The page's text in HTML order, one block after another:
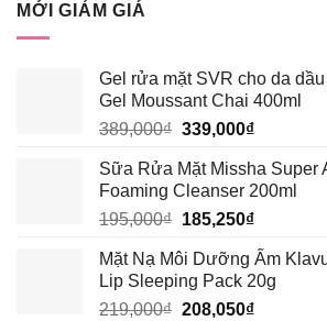
MỚI GIẢM GIÁ
Gel rửa mặt SVR cho da
Gel Moussant Chai 400ml
389,000₫ Giá
là:
389,000₫.
339,000₫Giá
tại
là:
339,000₫.
Sữa Rửa Mặt Missha Super
Foaming Cleanser 200ml
195,000₫ Giá
là:
195,000₫.
185,250₫Giá
tại
là:
185,250₫.
Mặt Nạ Môi Dưỡng Ẩm
Lip Sleeping Pack 20g
219,000₫ Giá
208,050₫Giá